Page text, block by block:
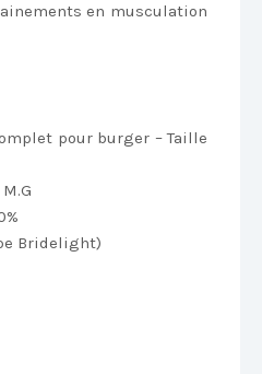
en musculation
pour burger – Taille
Bridelight)